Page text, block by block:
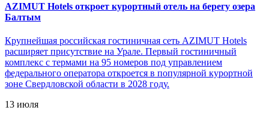
AZIMUT Hotels откроет курортный отель на берегу озера
Балтым
Крупнейшая российская гостиничная сеть AZIMUT Hotels
расширяет присутствие на Урале. Первый гостиничный
комплекс с термами на 95 номеров под управлением
федерального оператора откроется в популярной курортной
зоне Свердловской области в 2028 году.
13 июля